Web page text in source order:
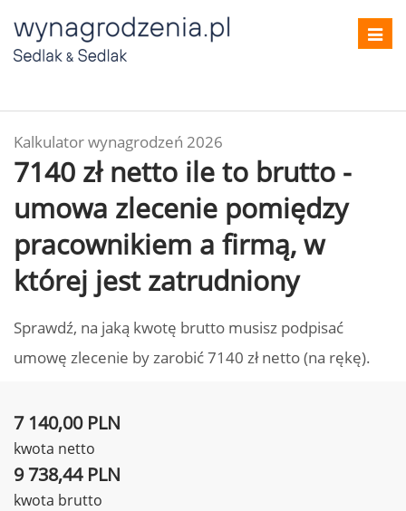
Kalkulator wynagrodzeń 2026
7140 zł netto ile to brutto -
umowa zlecenie pomiędzy
pracownikiem a firmą, w
której jest zatrudniony
Sprawdź, na jaką kwotę brutto musisz podpisać
umowę zlecenie by zarobić 7140 zł netto (na rękę).
7 140,00 PLN
kwota netto
9 738,44 PLN
kwota brutto